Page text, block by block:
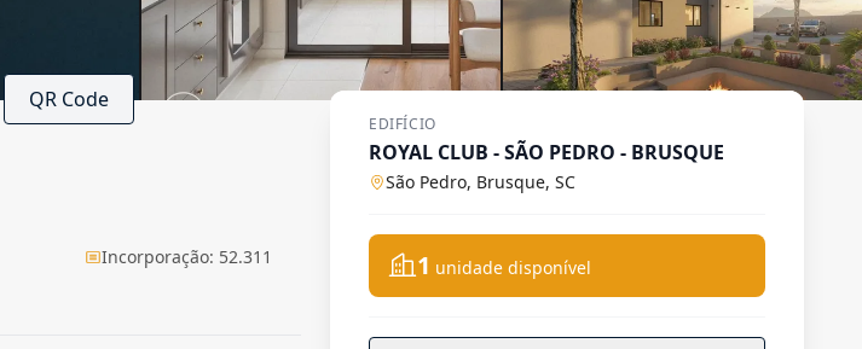
QR Code
Incorporação: 52.311
EDIFÍCIO
ROYAL CLUB - SÃO PEDRO - BRUSQUE
São Pedro, Brusque, SC
1 unidade disponível